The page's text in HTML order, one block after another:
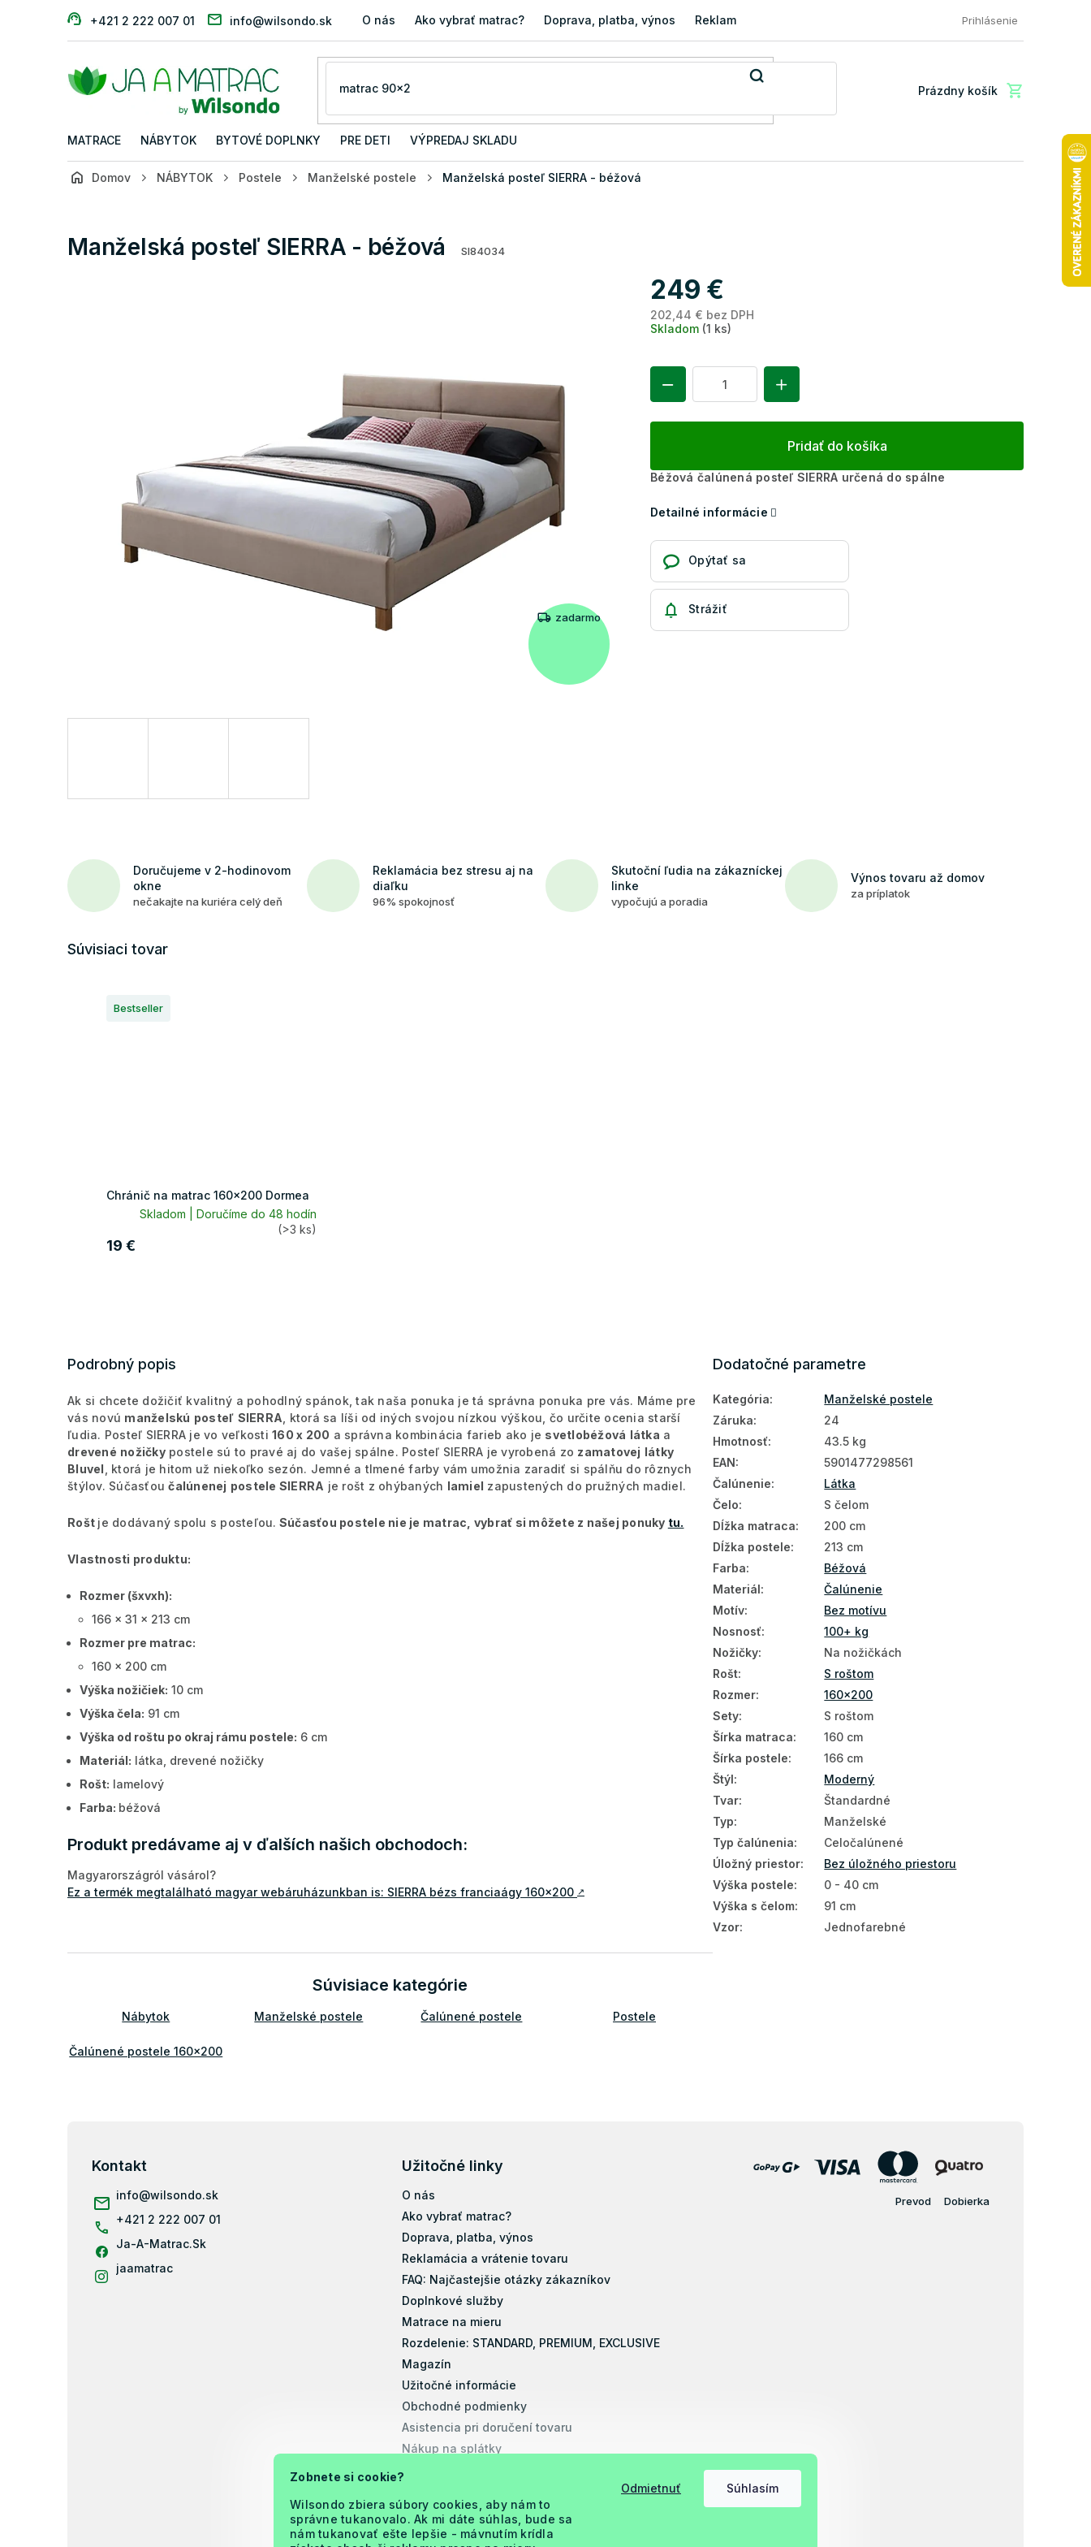
Zobnete si cookie?
Wilsondo zbiera súbory cookies, aby nám to
správne tukanovalo. Ak mi dáte súhlas, bude sa
nám tukanovať ešte lepšie - mávnutím krídla
Odmietnuť Súhlasím
+421 2 222 007 01 info@wilsondo.sk O nás Ako vybrať matrac? Doprava, platba, výnos Reklamácia a vrátenie tovaru FAQ: Najčastejšie otázky zákazníkov
Prihlásenie
Nákupný
Prázdny košík
MATRACE NÁBYTOK BYTOVÉ DOPLNKY PRE DETI VÝPREDAJ SKLADU
Domov NÁBYTOK Postele Manželské postele Manželská posteľ SIERRA - béžová
Manželská posteľ SIERRA - béžová SI84034
zadarmo
249 €
202,44 € bez DPH
Skladom (1 ks)
Pridať do košíka
Béžová čalúnená posteľ SIERRA určená do spálne
Detailné informácie
Opýtať sa
Strážiť
Doručujeme v 2-hodinovom
okne
nečakajte na kuriéra celý deň
Reklamácia bez stresu aj na
diaľku
96% spokojnosť
Skutoční ľudia na zákazníckej
linke
vypočujú a poradia
Výnos tovaru až domov
za príplatok
Súvisiaci tovar
Bestseller
Chránič na matrac 160x200 Dormea
Skladom | Doručíme do 48 hodín
(>3 ks)
19 €
Podrobný popis
Ak si chcete dožičiť kvalitný a pohodlný spánok, tak naša ponuka je tá správna ponuka pre vás. Máme pre
vás novú manželskú posteľ SIERRA , ktorá sa líši od iných svojou nízkou výškou, čo určite ocenia starší
ľudia. Posteľ SIERRA je vo veľkosti 160 x 200 a správna kombinácia farieb ako je svetlobéžová látka a
drevené nožičkypostele sú to pravé aj do vašej spálne. Posteľ SIERRA je vyrobená zo zamatovej látky
Bluvel , ktorá je hitom už niekoľko sezón. Jemné a tlmené farby vám umožnia zaradiť si spálňu do rôznych
štýlov. Súčasťoučalúnenej postele SIERRA je rošt z ohýbaných lamiel zapustených do pružných madiel.
Rošt je dodávaný spolu s posteľou. Súčasťou postele nie je matrac, vybrať si môžete z našej ponuky tu.
Vlastnosti produktu:
Rozmer (šxvxh):
166 x 31 x 213 cm
Rozmer pre matrac:
160 x 200 cm
Výška nožičiek: 10 cm
Výška čela: 91 cm
Výška od roštu po okraj rámu postele: 6 cm
Materiál: látka, drevené nožičky
Rošt: lamelový
Farba: béžová
Produkt predávame aj v ďalších našich obchodoch:
Magyarországról vásárol?
Ez a termék megtalálható magyar webáruházunkban is: SIERRA bézs franciaágy 160x200 ↗
Súvisiace kategórie
Nábytok Manželské postele Čalúnené postele Postele
Čalúnené postele 160x200
Dodatočné parametre
Kategória:
Manželské postele
Záruka:
24
Hmotnosť:
43.5 kg
EAN:
5901477298561
Čalúnenie:
Látka
Čelo:
S čelom
Dĺžka matraca:
200 cm
Dĺžka postele:
213 cm
Farba:
Béžová
Materiál:
Čalúnenie
Motív:
Bez motívu
Nosnosť:
100+ kg
Nožičky:
Na nožičkách
Rošt:
S roštom
Rozmer:
160x200
Sety:
S roštom
Šírka matraca:
160 cm
Šírka postele:
166 cm
Štýl:
Moderný
Tvar:
Štandardné
Typ:
Manželské
Typ čalúnenia:
Celočalúnené
Úložný priestor:
Bez úložného priestoru
Výška postele:
0 - 40 cm
Výška s čelom:
91 cm
Vzor: Jednofarebné
Kontakt
info@wilsondo.sk
+421 2 222 007 01
Ja-A-Matrac.Sk
jaamatrac
Užitočné linky
O nás
Ako vybrať matrac?
Doprava, platba, výnos
Reklamácia a vrátenie tovaru
FAQ: Najčastejšie otázky zákazníkov
Doplnkové služby
Matrace na mieru
Rozdelenie: STANDARD, PREMIUM, EXCLUSIVE
Magazín
Užitočné informácie
Obchodné podmienky
Asistencia pri doručení tovaru
Nákup na splátky
Montážne návody
Podmienky ochrany osobných údajov
Prevod Dobierka